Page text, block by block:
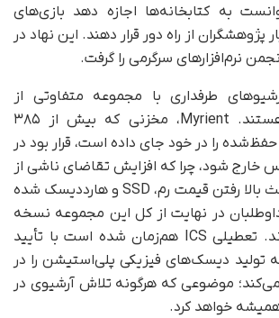
به کتابخانه‌ها اجازه دهد بازی‌های
پژوهشگران از راه دور قرار دهند. این نهاد در
نرم‌افزارهای سرگرمی را گرفت.
طرفداری با مجموعه متفاوتی از
چالش‌ها روبه‌رو هستند. Myrient، مخزنی که بیش از ۳۸۵
حفظ‌شده را در خود جای داده است، قرار بود در
از دسترس خارج شود، چرا که افزایش تقاضای ناشی از
هوش مصنوعی باعث بالا رفتن قیمت رم، SSD و هارددیسک شده
در نهایت از کل این مجموعه نسخه
پشتیبان تهیه کردند. تعطیلی ICS هم‌زمان شده است با تأیید
تولید دیسک‌های فیزیکی پلی‌استیشن را در
متوقف می‌کند؛ موضوعی که هرگونه تلاش آرشیوی در
همیشه خواهد کرد.